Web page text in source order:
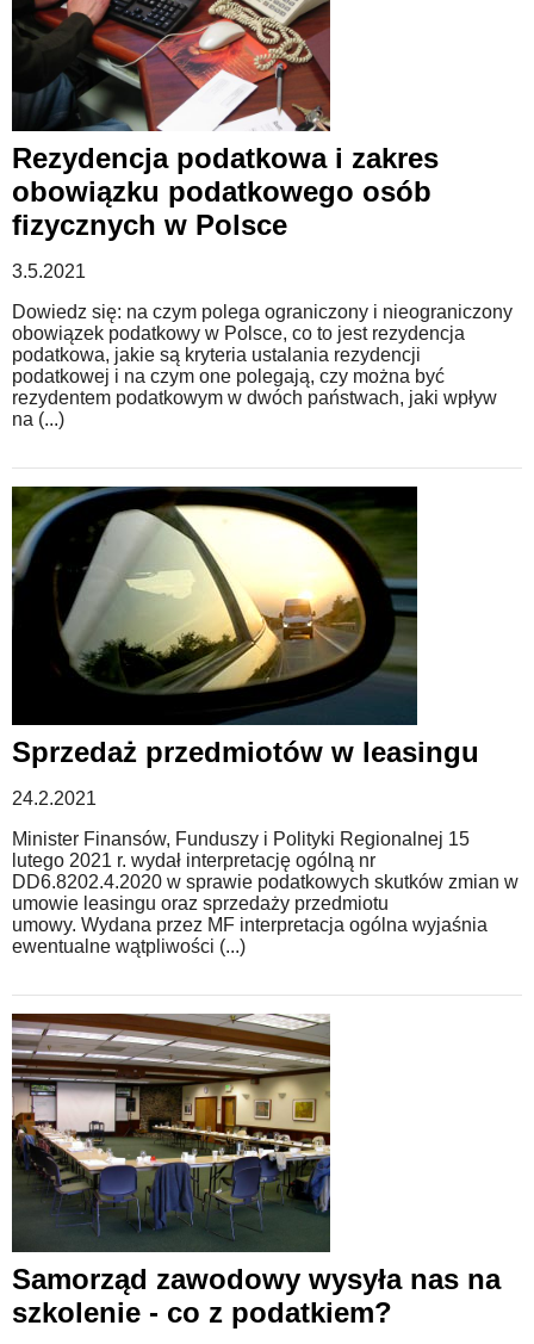
Rezydencja podatkowa i zakres
obowiązku podatkowego osób
fizycznych w Polsce
3.5.2021
Dowiedz się: na czym polega ograniczony i nieograniczony
obowiązek podatkowy w Polsce, co to jest rezydencja
podatkowa, jakie są kryteria ustalania rezydencji
podatkowej i na czym one polegają, czy można być
rezydentem podatkowym w dwóch państwach, jaki wpływ
na (...)
Sprzedaż przedmiotów w leasingu
24.2.2021
Minister Finansów, Funduszy i Polityki Regionalnej 15
lutego 2021 r. wydał interpretację ogólną nr
DD6.8202.4.2020 w sprawie podatkowych skutków zmian w
umowie leasingu oraz sprzedaży przedmiotu
umowy. Wydana przez MF interpretacja ogólna wyjaśnia
ewentualne wątpliwości (...)
Samorząd zawodowy wysyła nas na
szkolenie - co z podatkiem?